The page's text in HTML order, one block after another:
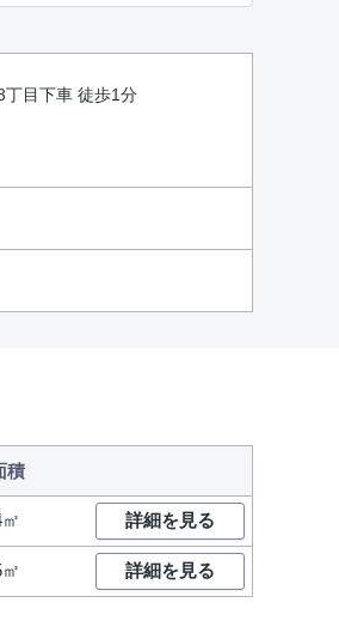
丁目下車 徒歩1分
積
詳細を見る
詳細を見る